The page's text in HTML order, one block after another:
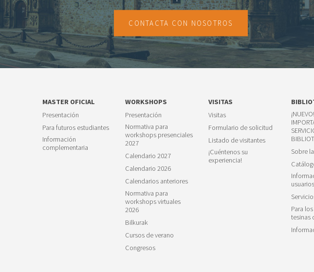
CONTACTA CON NOSOTROS
MASTER OFICIAL
Presentación
Para futuros estudiantes
Información
complementaria
WORKSHOPS
Presentación
Normativa para
workshops presenciales
2027
Calendario 2027
Calendario 2026
Calendarios anteriores
Normativa para
workshops virtuales
2026
Bilkurak
Cursos de verano
Congresos
VISITAS
Visitas
Formulario de solicitud
Listado de visitantes
¡Cuéntenos su
experiencia!
Sobre
usuarios
Para
tesinas